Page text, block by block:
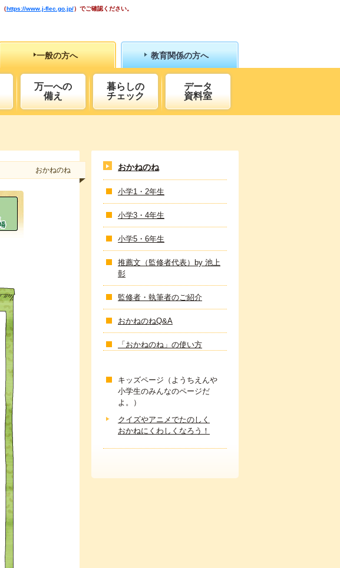
（https://www.j-flec.go.jp/）でご確認ください。
一般の方へ 教育関係の方へ
万一への
備え
暮らしの
チェック
データ
資料室
おかねのね おかねのね
小学1・2年生
小学3・4年生
小学5・6年生
推薦文（監修者代表）by 池上
彰
監修者・執筆者のご紹介
おかねのねQ&A
「おかねのね」の使い方
キッズページ（ようちえんや
小学生のみんなのページだ
よ。）
クイズやアニメでたのしく
おかねにくわしくなろう！